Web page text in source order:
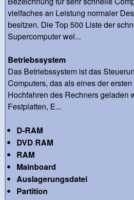
vielfaches an Leistung normaler
besitzen. Die Top 500 Liste der
Supercomputer wel...
Betriebssystem
Das Betriebssystem ist das
Computers, das als eines der
Hochfahren des Rechners geladen
Festplatten, E...
D-RAM
DVD RAM
RAM
Mainboard
Auslagerungsdatei
Partition